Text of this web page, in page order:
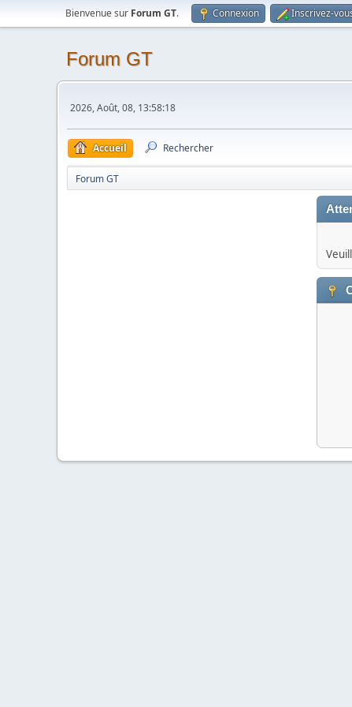
Bienvenue sur Forum GT. Connexion Inscrivez-
Forum GT
2026, Août, 08, 13:58:18
Accueil Rechercher
Forum GT